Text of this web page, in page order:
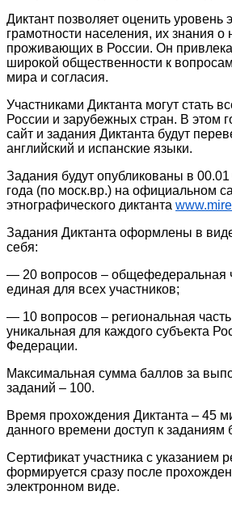
Диктант позволяет оценить уровень
грамотности населения, их знания о
проживающих в России. Он
широкой общественности к
мира и согласия.
Участниками Диктанта могут стать
России и зарубежных стран. В этом
сайт и задания Диктанта будут
английский и испанские языки.
Задания будут опубликованы в
года (по моск.вр.) на официальном
этнографического диктанта
Задания Диктанта оформлены в
себя:
— 20 вопросов – общефедеральная
единая для всех участников;
— 10 вопросов – региональная часть
уникальная для каждого субъекта
Федерации.
Максимальная сумма баллов за
заданий – 100.
Время прохождения Диктанта – 45
данного времени доступ к заданиям
Сертификат участника с указанием
формируется сразу после
электронном виде.